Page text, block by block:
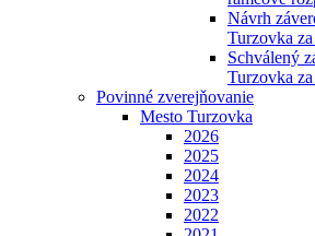
Návrh
Turzovka
Schválený
Turzovka
Povinné zverejňovanie
Mesto Turzovka
2026
2025
2024
2023
2022